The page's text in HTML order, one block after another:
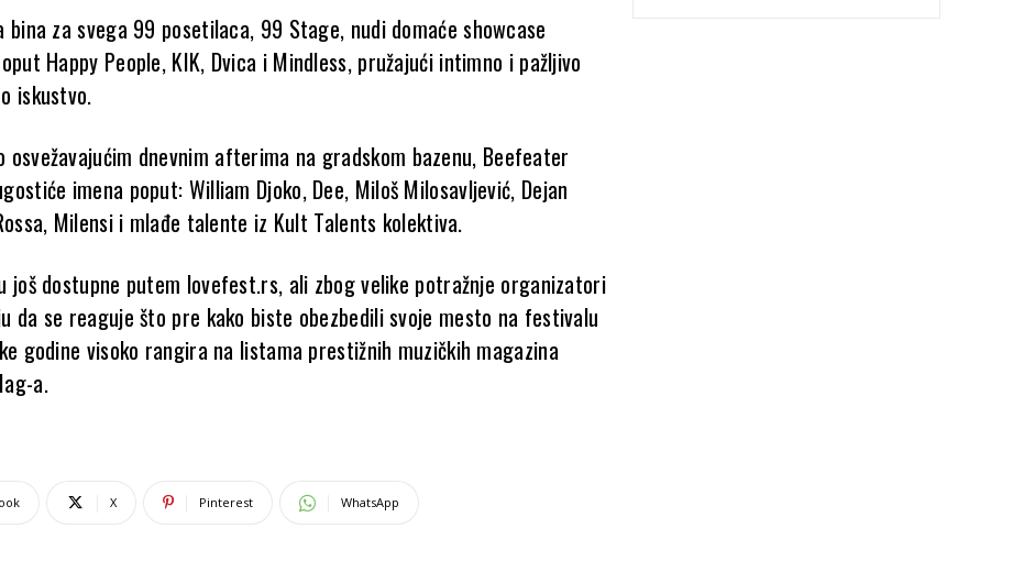
bina za svega 99 posetilaca, 99 Stage, nudi domaće showcase
Happy People, KIK, Dvica i Mindless, pružajući intimno i pažljivo
iskustvo.
osvežavajućim dnevnim afterima na gradskom bazenu, Beefeater
imena poput: William Djoko, Dee, Miloš Milosavljević, Dejan
Milensi i mlađe talente iz Kult Talents kolektiva.
još dostupne putem lovefest.rs, ali zbog velike potražnje organizatori
da se reaguje što pre kako biste obezbedili svoje mesto na festivalu
godine visoko rangira na listama prestižnih muzičkih magazina
a.
X Pinterest WhatsApp